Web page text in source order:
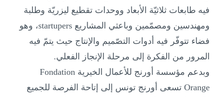
فيه طابعات ثلاثيّة الأبعاد ووحدات تقطيع ليزريّة وطلبة
ومهندسين ومصمّمين وباعثي المشاريع startupers، وهو
فضاء تتوفّر فيه أدوات التصّميم والإنتاج حيث يتمّ فيه
المرور من الفكرة إلى مرحلة الإنجاز الفعلي.
وبدعم مؤسسة أورنج للأعمال الخيرية Fondation
Orange تسعى أورنج تونس إلى إتاحة الفرصة للجميع